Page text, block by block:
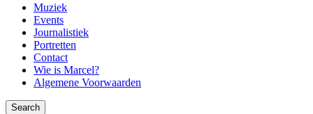
Muziek
Events
Journalistiek
Portretten
Contact
Wie is Marcel?
Algemene Voorwaarden
Search